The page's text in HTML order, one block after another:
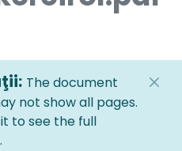
The document
not show all pages.
to see the full